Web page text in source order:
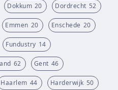
Dokkum 20 Dordrecht 52
Emmen 20 Enschede 20
Fundustry 14
62 Gent 46
Haarlem 44 Harderwijk 50